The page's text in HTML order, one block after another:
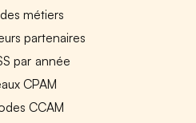
métiers
partenaires
par année
CPAM
CCAM